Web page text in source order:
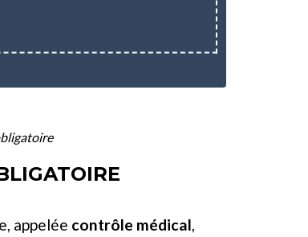
appelée contrôle médical,